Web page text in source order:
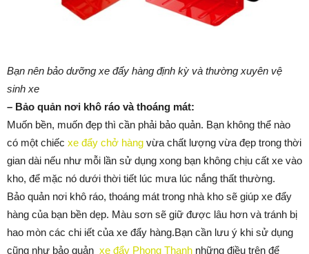
Bạn nên bảo dưỡng xe đẩy hàng định kỳ và thường xuyên vệ
sinh xe
– Bảo quản nơi khô ráo và thoáng mát:
Muốn bền, muốn đẹp thì cần phải bảo quản. Bạn không thể nào
có một chiếc xe đẩy chở hàng vừa chất lượng vừa đẹp trong thời
gian dài nếu như mỗi lần sử dụng xong bạn không chịu cất xe vào
kho, để mặc nó dưới thời tiết lúc mưa lúc nắng thất thường.
Bảo quản nơi khô ráo, thoáng mát trong nhà kho sẽ giúp xe đẩy
hàng của bạn bền dẹp. Màu sơn sẽ giữ được lâu hơn và tránh bị
hao mòn các chi iết của xe đẩy hàng.Bạn cần lưu ý khi sử dụng
cũng như bảo quản xe đẩy Phong Thạnh những điều trên để